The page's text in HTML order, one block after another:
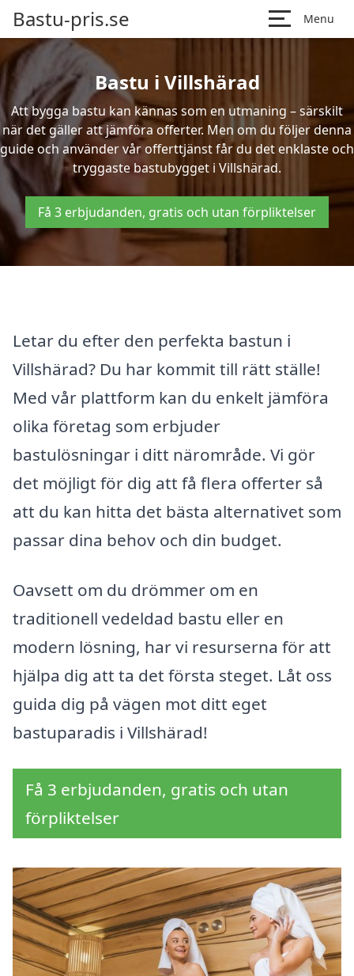
Bastu-pris.se Menu
Bastu i Villshärad
Att bygga bastu kan kännas som en utmaning – särskilt
när det gäller att jämföra offerter. Men om du följer denna
guide och använder vår offerttjänst får du det enklaste och
tryggaste bastubygget i Villshärad.
Få 3 erbjudanden, gratis och utan förpliktelser
Letar du efter den perfekta bastun i
Villshärad? Du har kommit till rätt ställe!
Med vår plattform kan du enkelt jämföra
olika företag som erbjuder
bastulösningar i ditt närområde. Vi gör
det möjligt för dig att få flera offerter så
att du kan hitta det bästa alternativet som
passar dina behov och din budget.
Oavsett om du drömmer om en
traditionell vedeldad bastu eller en
modern lösning, har vi resurserna för att
hjälpa dig att ta det första steget. Låt oss
guida dig på vägen mot ditt eget
bastuparadis i Villshärad!
Få 3 erbjudanden, gratis och utan
förpliktelser